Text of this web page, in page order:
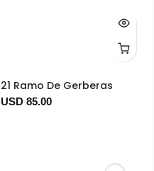
21 Ramo De Gerberas
USD 85.00